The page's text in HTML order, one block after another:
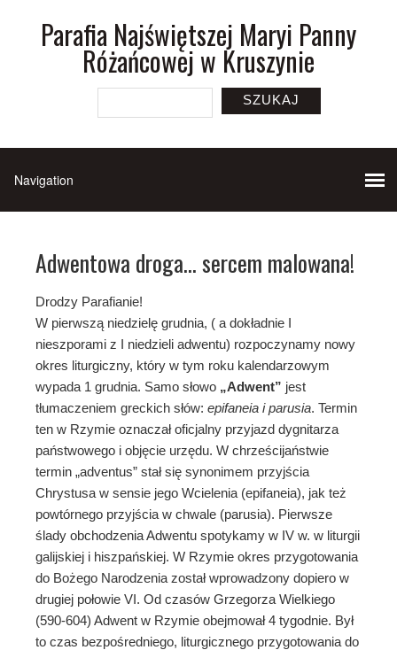
Parafia Najświętszej Maryi Panny
Różańcowej w Kruszynie
SZUKAJ
Adwentowa droga… sercem malowana!
Drodzy Parafianie!
W pierwszą niedzielę grudnia, ( a dokładnie I
nieszporami z I niedzieli adwentu) rozpoczynamy nowy
okres liturgiczny, który w tym roku kalendarzowym
wypada 1 grudnia. Samo słowo „Adwent” jest
tłumaczeniem greckich słów: epifaneia i parusia. Termin
ten w Rzymie oznaczał oficjalny przyjazd dygnitarza
państwowego i objęcie urzędu. W chrześcijaństwie
termin „adventus” stał się synonimem przyjścia
Chrystusa w sensie jego Wcielenia (epifaneia), jak też
powtórnego przyjścia w chwale (parusia). Pierwsze
ślady obchodzenia Adwentu spotykamy w IV w. w liturgii
galijskiej i hiszpańskiej. W Rzymie okres przygotowania
do Bożego Narodzenia został wprowadzony dopiero w
drugiej połowie VI. Od czasów Grzegorza Wielkiego
(590-604) Adwent w Rzymie obejmował 4 tygodnie. Był
to czas bezpośredniego, liturgicznego przygotowania do